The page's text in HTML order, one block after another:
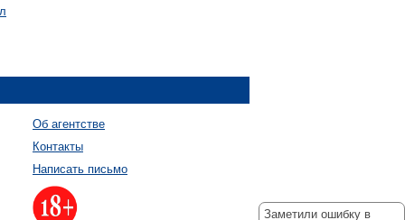
Об агентстве
Контакты
Написать письмо
Заметили ошибку в